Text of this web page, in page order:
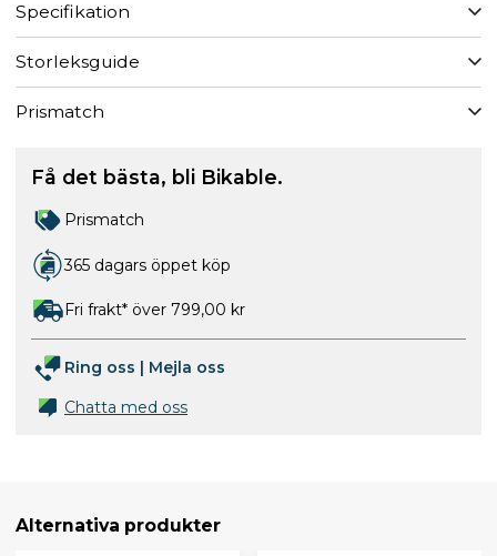
Specifikation
Storleksguide
Prismatch
Få det bästa, bli Bikable.
Prismatch
365 dagars öppet köp
Fri frakt* över 799,00 kr
Ring oss | Mejla oss
Chatta med oss
Alternativa produkter